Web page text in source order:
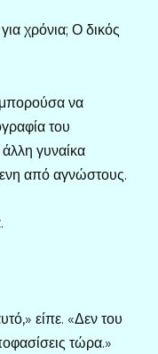
χρόνια; Ο δικός
να
του
γυναίκα
από αγνώστους.
είπε. «Δεν του
τώρα.»